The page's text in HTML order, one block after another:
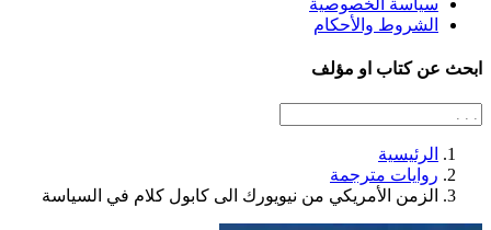
سياسة الخصوصية
الشروط والأحكام
ابحث عن كتاب او مؤلف
الرئيسية
روايات مترجمة
الزمن الأمريكي من نيويورك الى كابول كلام في السياسة